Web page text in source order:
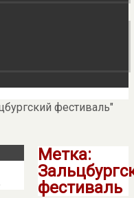
фестиваль"
Метка:
фестиваль